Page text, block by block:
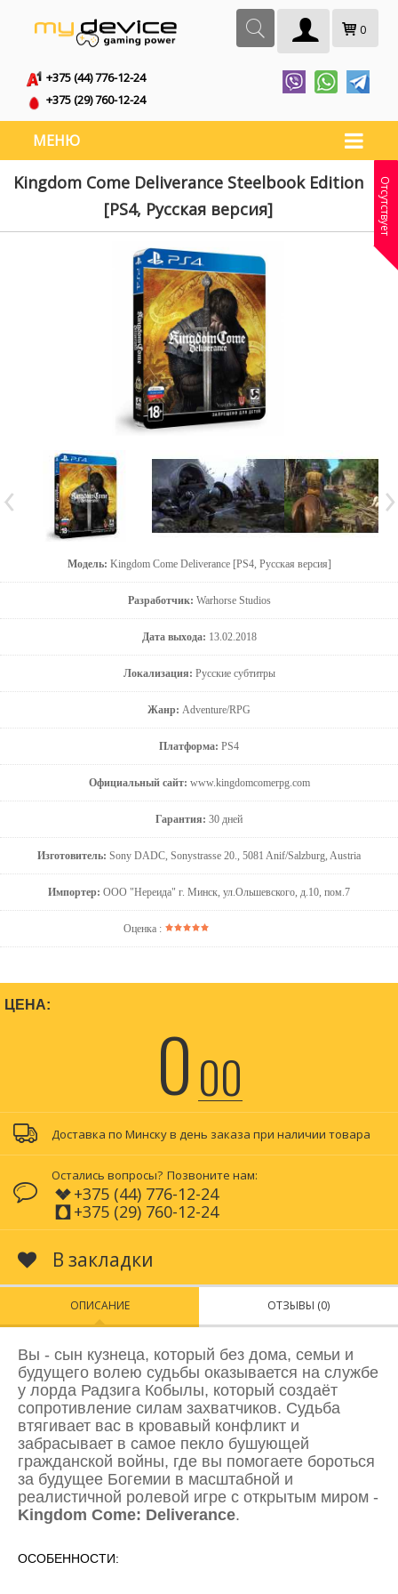
0
+375 (44) 776-12-24
+375 (29) 760-12-24
МЕНЮ
Kingdom Come Deliverance Steelbook Edition
[PS4, Русская версия]
Модель: Kingdom Come Deliverance [PS4, Русская версия]
Разработчик: Warhorse Studios
Дата выхода: 13.02.2018
Локализация: Русские субтитры
Жанр: Adventure/RPG
Платформа: PS4
Официальный сайт: www.kingdomcomerpg.com
Гарантия: 30 дней
Изготовитель: Sony DADC, Sonystrasse 20., 5081 Anif/Salzburg, Austria
Импортер: ООО "Нереида" г. Минск, ул.Ольшевского, д.10, пом.7
Оценка :
Отсутствует
ЦЕНА:
000
Доставка по Минску в день заказа при наличии товара
Остались вопросы? Позвоните нам:
+375 (44) 776-12-24
+375 (29) 760-12-24
В закладки
ОПИСАНИЕ ОТЗЫВЫ (0)
Вы - сын кузнеца, который без дома, семьи и
будущего волею судьбы оказывается на службе
у лорда Радзига Кобылы, который создаёт
сопротивление силам захватчиков. Судьба
втягивает вас в кровавый конфликт и
забрасывает в самое пекло бушующей
гражданской войны, где вы помогаете бороться
за будущее Богемии в масштабной и
реалистичной ролевой игре с открытым миром -
Kingdom Come: Deliverance.
ОСОБЕННОСТИ: